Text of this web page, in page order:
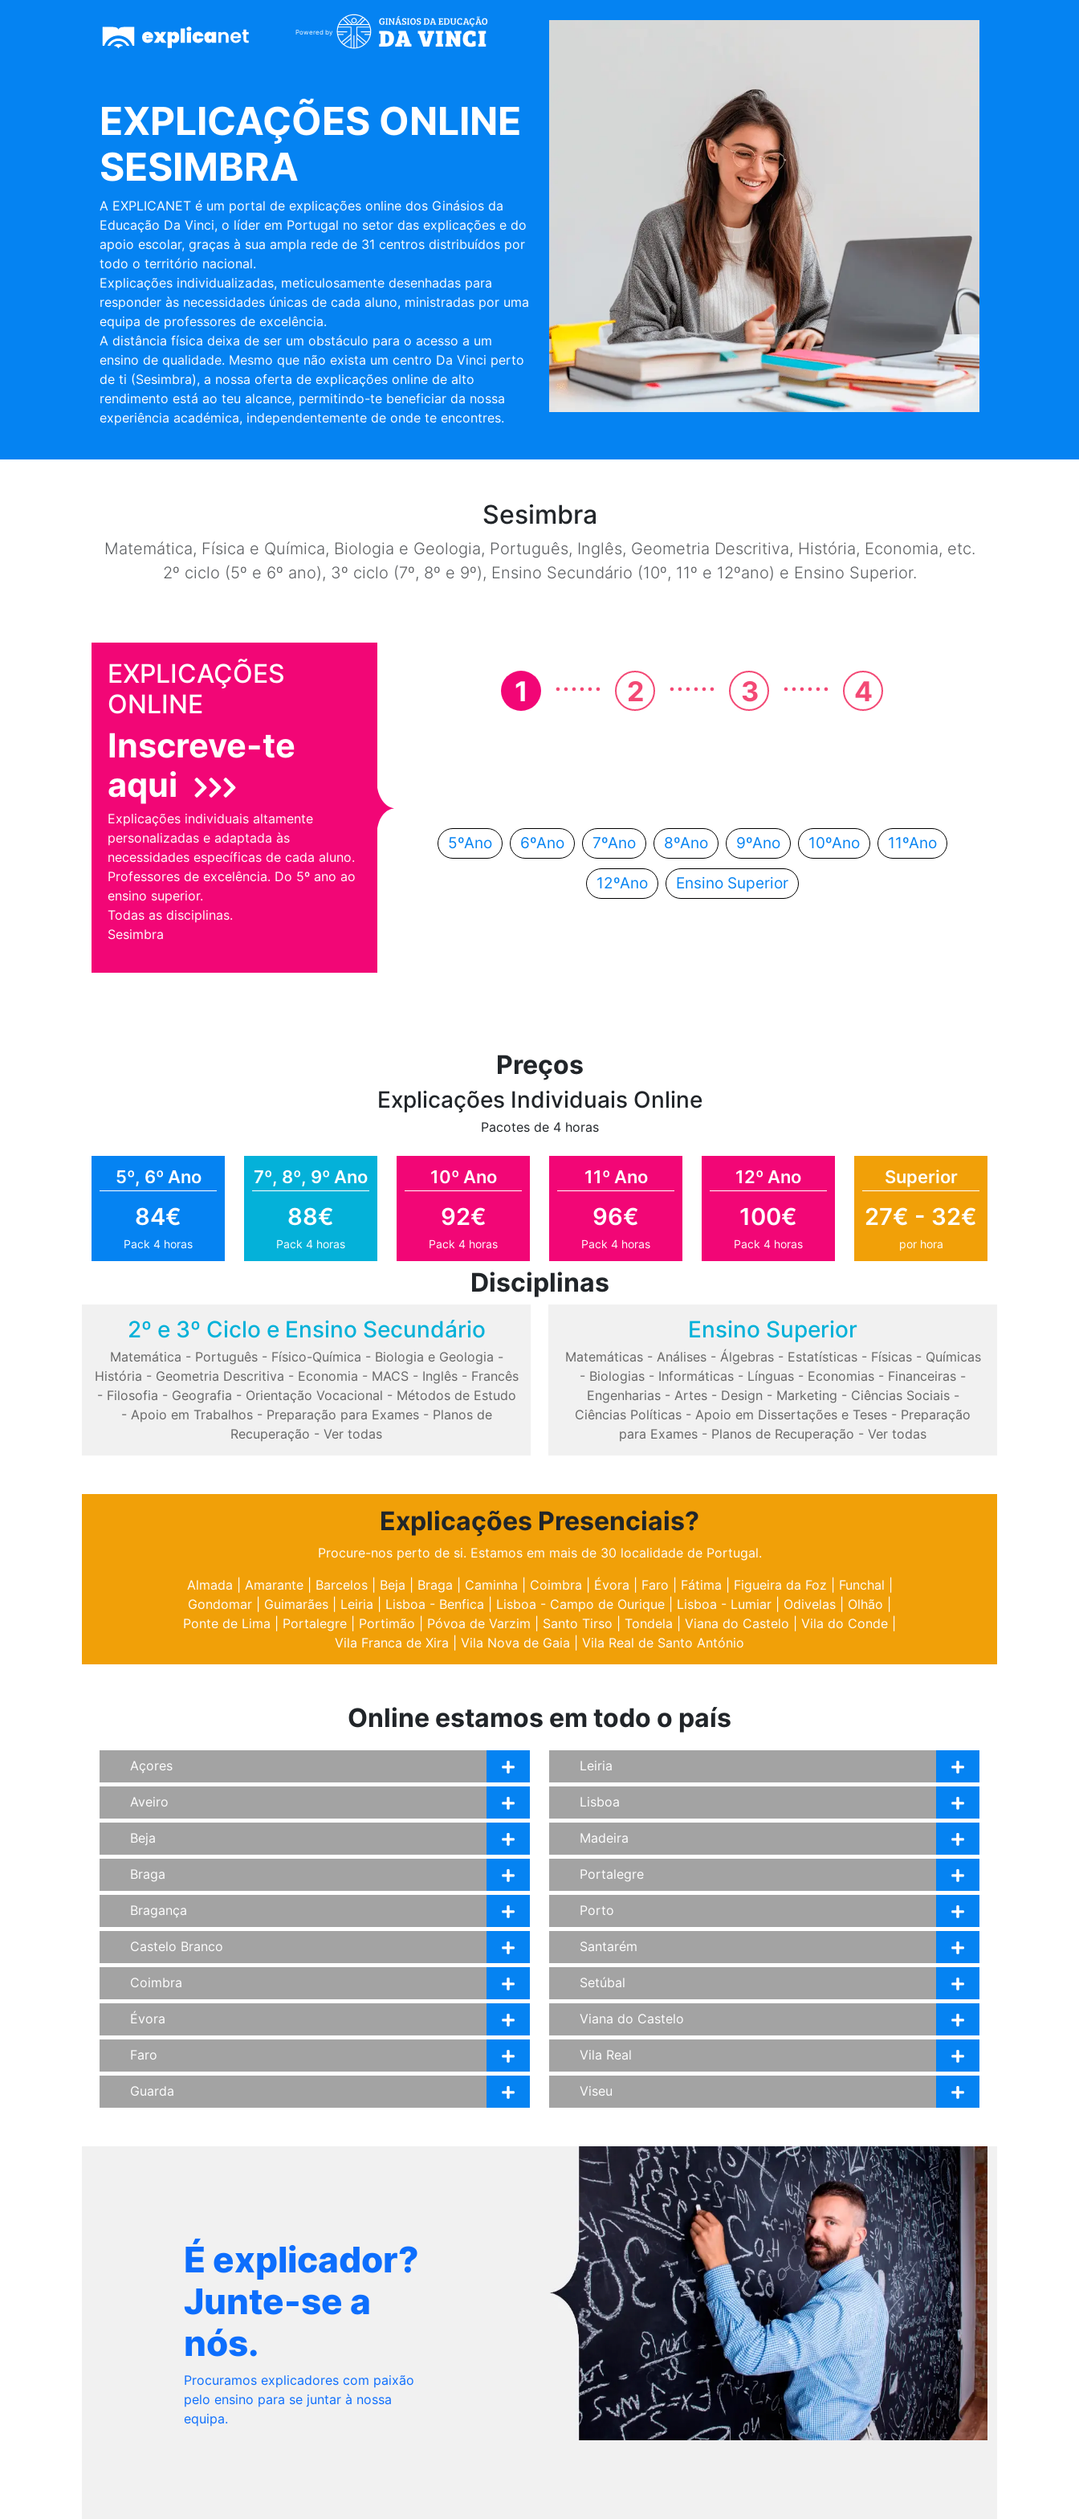
Powered by
EXPLICAÇÕES ONLINE
SESIMBRA
A EXPLICANET é um portal de explicações online dos Ginásios da
Educação Da Vinci, o líder em Portugal no setor das explicações e do
apoio escolar, graças à sua ampla rede de 31 centros distribuídos por
todo o território nacional.
Explicações individualizadas, meticulosamente desenhadas para
responder às necessidades únicas de cada aluno, ministradas por uma
equipa de professores de excelência.
A distância física deixa de ser um obstáculo para o acesso a um
ensino de qualidade. Mesmo que não exista um centro Da Vinci perto
de ti (Sesimbra), a nossa oferta de explicações online de alto
rendimento está ao teu alcance, permitindo-te beneficiar da nossa
experiência académica, independentemente de onde te encontres.
Sesimbra
Matemática, Física e Química, Biologia e Geologia, Português, Inglês, Geometria Descritiva, História, Economia, etc.
2º ciclo (5º e 6º ano), 3º ciclo (7º, 8º e 9º), Ensino Secundário (10º, 11º e 12ºano) e Ensino Superior.
EXPLICAÇÕES
ONLINE
Inscreve-te
aqui
Explicações individuais altamente
personalizadas e adaptada às
necessidades específicas de cada aluno.
Professores de excelência. Do 5º ano ao
ensino superior.
Todas as disciplinas.
Sesimbra
1 ...... 2 ...... 3 ...... 4
5ºAno 6ºAno 7ºAno 8ºAno 9ºAno 10ºAno 11ºAno
12ºAno Ensino Superior
Preços
Explicações Individuais Online
Pacotes de 4 horas
5º, 6º Ano
84€
Pack 4 horas
7º, 8º, 9º Ano
88€
Pack 4 horas
10º Ano
92€
Pack 4 horas
11º Ano
96€
Pack 4 horas
12º Ano
100€
Pack 4 horas
Superior
27€ - 32€
por hora
Disciplinas
2º e 3º Ciclo e Ensino Secundário
Matemática - Português- Físico-Química - Biologia e Geologia -
História - Geometria Descritiva - Economia - MACS- Inglês- Francês
- Filosofia - Geografia - Orientação Vocacional - Métodos de Estudo
- Apoio em Trabalhos- Preparação para Exames- Planos de
Recuperação - Ver todas
Ensino Superior
Matemáticas- Análises- Álgebras- Estatísticas- Físicas- Químicas
- Biologias - Informáticas - Línguas - Economias - Financeiras -
Engenharias- Artes- Design - Marketing - Ciências Sociais-
Ciências Políticas - Apoio em Dissertações e Teses - Preparação
para Exames - Planos de Recuperação - Ver todas
Explicações Presenciais?
Procure-nos perto de si. Estamos em mais de 30 localidade de Portugal.
Almada
Amarante Barcelos Beja Braga Caminha Coimbra Évora Faro Fátima Figueira da Foz Funchal
Gondomar
Guimarães Leiria Lisboa - Benfica Lisboa - Campo de Ourique Lisboa - Lumiar Odivelas Olhão
Ponte de Lima
Portalegre Portimão Póvoa de Varzim Santo Tirso Tondela Viana do Castelo Vila do Conde
Vila Franca de Xira
Vila Nova de Gaia Vila Real de Santo António
Online estamos em todo o país
Açores
Aveiro
Beja
Braga
Bragança
Castelo Branco
Coimbra
Évora
Faro
Guarda
Leiria
Lisboa
Madeira
Portalegre
Porto
Santarém
Setúbal
Viana do Castelo
Vila Real
Viseu
É explicador?
Junte-se a
nós.
Procuramos explicadores com paixão
pelo ensino para se juntar à nossa
equipa.